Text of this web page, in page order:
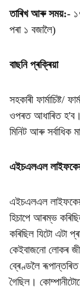
তাৰিখ আৰু সময়:-
পৰা ১ বজালৈ)
বাছনি প্ৰক্ৰিয়া
সহকাৰী ফাৰ্মাচিষ্ট/
ওপৰত আধাৰিত হ'ব।
মিনিট আৰু সৰ্বাধিক
এইচএলএল
এইচএলএল
হিচাপে আৰম্ভ
কৰিছিল যিটো এটা
কেইবাজনো লোকৰ
ব্ৰেণ্ডলৈ ৰূপান্তৰিত
গৈছিল।